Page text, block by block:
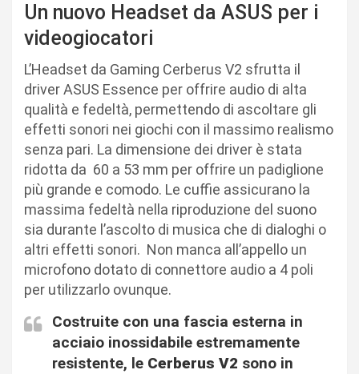
Un nuovo Headset da ASUS per i
videogiocatori
L’Headset da Gaming Cerberus V2 sfrutta il
driver ASUS Essence per offrire audio di alta
qualità e fedeltà, permettendo di ascoltare gli
effetti sonori nei giochi con il massimo realismo
senza pari. La dimensione dei driver è stata
ridotta da 60 a 53 mm per offrire un padiglione
più grande e comodo. Le cuffie assicurano la
massima fedeltà nella riproduzione del suono
sia durante l’ascolto di musica che di dialoghi o
altri effetti sonori. Non manca all’appello un
microfono dotato di connettore audio a 4 poli
per utilizzarlo ovunque.
Costruite con una fascia esterna in
acciaio inossidabile estremamente
resistente, le Cerberus V2 sono in